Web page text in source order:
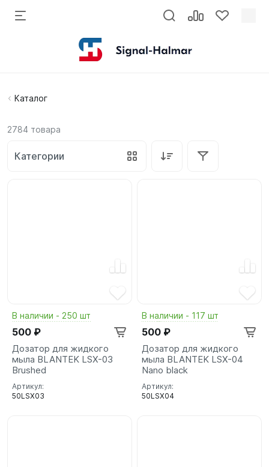
Каталог
2784 товара
Категории
В наличии - 250 шт
500 ₽
Дозатор для жидкого
мыла BLANTEK LSX-03
Brushed
Артикул:
50LSX03
В наличии - 117 шт
500 ₽
Дозатор для жидкого
мыла BLANTEK LSX-04
Nano black
Артикул:
50LSX04